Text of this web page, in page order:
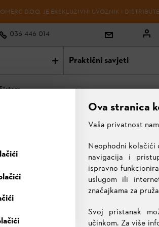
D.O.O. JE EKSKLUZIVNI UVOZNIK I
036 446 014
Praktični savjeti
I MULTI
Ova stranica
Vaša privatnost
Neophodni kolačići
navigacija i
ispravno
uslugom ili
značajkama za
Svoj pristanak
učinkom. Za više